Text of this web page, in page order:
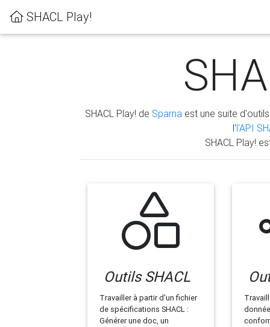
SHACL Play!
SHACL Play! de Sparna est une suite
l'l'API
SHACL Play!
Outils SHACL
Travailler à partir d'un fichier
de spécifications SHACL :
Générer une doc, un